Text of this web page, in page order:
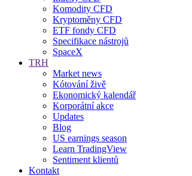
Komodity CFD
Kryptoměny CFD
ETF fondy CFD
Specifikace nástrojů
SpaceX
TRH
Market news
Kótování živě
Ekonomický kalendář
Korporátní akce
Updates
Blog
US earnings season
Learn TradingView
Sentiment klientů
Kontakt